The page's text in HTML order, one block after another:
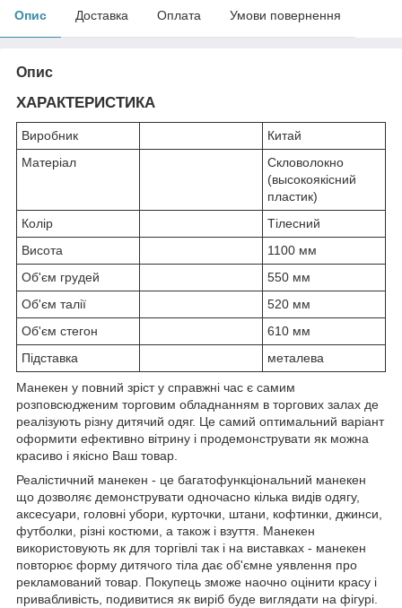
Опис Доставка Оплата Умови повернення
Опис
ХАРАКТЕРИСТИКА
Виробник
Китай
Матеріал
Скловолокно
(высокоякісний
пластик)
Колір
Тілесний
Висота
1100 мм
Об'єм грудей
550 мм
Об'єм талії
520 мм
Об'єм стегон
610 мм
Підставка
металева
Манекен у повний зріст у справжні час є самим
розповсюдженим торговим обладнанням в торгових залах де
реалізують різну дитячий одяг. Це самий оптимальний варіант
оформити ефективно вітрину і продемонструвати як можна
красиво і якісно Ваш товар.
Реалістичний манекен - це багатофункціональний манекен
що дозволяє демонструвати одночасно кілька видів одягу,
аксесуари, головні убори, курточки, штани, кофтинки, джинси,
футболки, різні костюми, а також і взуття. Манекен
використовують як для торгівлі так і на виставках - манекен
повторює форму дитячого тіла дає об'ємне уявлення про
рекламований товар. Покупець зможе наочно оцінити красу і
привабливість, подивитися як виріб буде виглядати на фігурі.